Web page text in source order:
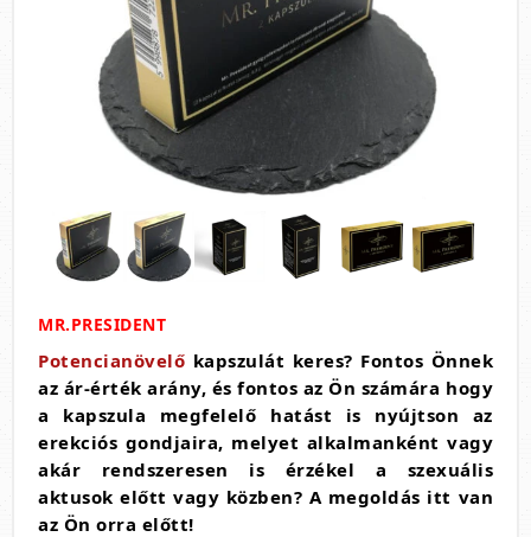
MR.PRESIDENT
Potencianövelő kapszulát keres? Fontos Önnek
az ár-érték arány, és fontos az Ön számára hogy
a kapszula megfelelő hatást is nyújtson az
erekciós gondjaira, melyet alkalmanként vagy
akár rendszeresen is érzékel a szexuális
aktusok előtt vagy közben? A megoldás itt van
az Ön orra előtt!